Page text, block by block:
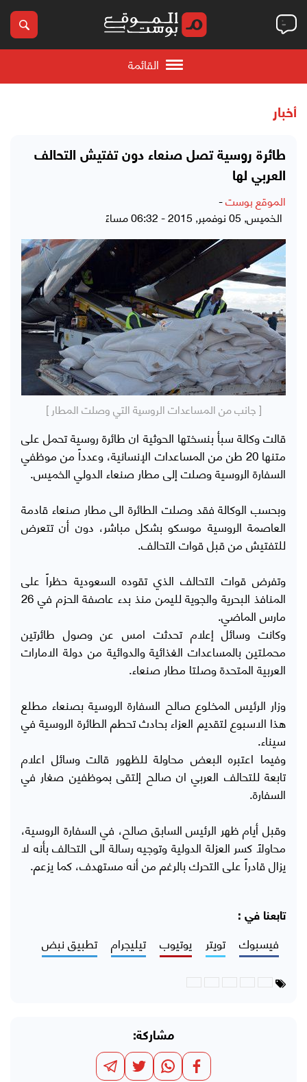
القائمة
أخبار
طائرة روسية تصل صنعاء دون تفتيش التحالف
العربي لها
الموقع بوست-
الخميس, 05 نوفمبر, 2015 - 06:32 مساءً
[ جانب من المساعدات الروسية التي وصلت المطار ]
قالت وكالة سبأ بنسختها الحوثية ان طائرة روسية تحمل على
متنها 20 طن من المساعدات الإنسانية، وعدداً من موظفي
السفارة الروسية وصلت إلى مطار صنعاء الدولي الخميس.
وبحسب الوكالة فقد وصلت الطائرة الى مطار صنعاء قادمة
العاصمة الروسية موسكو بشكل مباشر، دون أن تتعرض
للتفتيش من قبل قوات التحالف.
وتفرض قوات التحالف الذي تقوده السعودية حظراً على
المنافذ البحرية والجوية لليمن منذ بدء عاصفة الحزم في 26
مارس الماضي.
وكانت وسائل إعلام تحدثت امس عن وصول طائرتين
محملتين بالمساعدات الغذائية والدوائية من دولة الامارات
العربية المتحدة وصلتا مطار صنعاء.
وزار الرئيس المخلوع صالح السفارة الروسية بصنعاء مطلع
هذا الاسبوع لتقديم العزاء بحادث تحطم الطائرة الروسية في
سيناء.
وفيما اعتبره البعض محاولة للظهور قالت وسائل اعلام
تابعة للتحالف العربي ان صالح إلتقى بموظفين صغار في
السفارة.
وقبل أيام ظهر الرئيس السابق صالح، في السفارة الروسية،
محاولاً كسر العزلة الدولية وتوجيه رسالة الى التحالف بأنه لا
يزال قادراً على التحرك بالرغم من أنه مستهدف، كما يزعم.
تابعنا في :
فيسبوك تويتر يوتيوب تيليجرام تطبيق نبض
مشاركة: